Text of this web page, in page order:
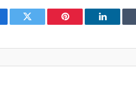
Twitter Pinterest LinkedIn